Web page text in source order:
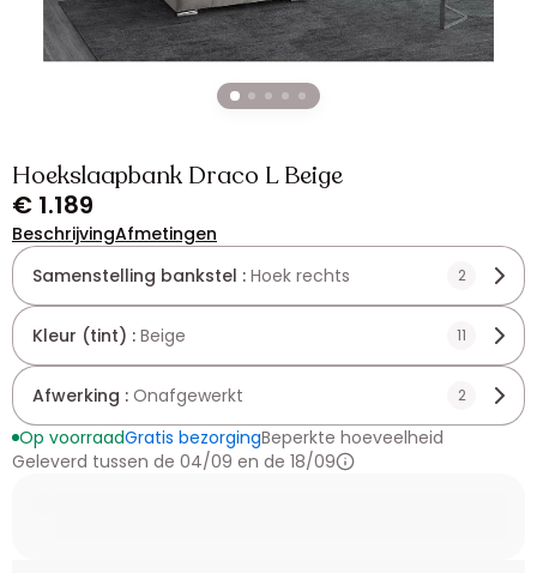
Hoekslaapbank Draco L Beige
€ 1.189
BeschrijvingAfmetingen
Samenstelling bankstel : Hoek rechts 2
Kleur (tint) : Beige 11
Afwerking : Onafgewerkt 2
Op voorraadGratis bezorgingBeperkte hoeveelheid
Geleverd tussen de 04/09 en de 18/09